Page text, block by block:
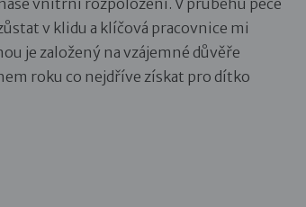
v klidu a klíčová pracovnice mi
je založený na vzájemné důvěře
roku co nejdříve získat pro dítko